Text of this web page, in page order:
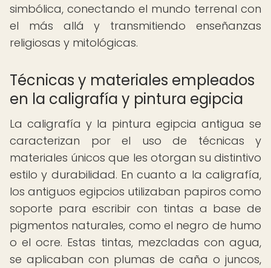
simbólica, conectando el mundo terrenal con
el más allá y transmitiendo enseñanzas
religiosas y mitológicas.
Técnicas y materiales empleados
en la caligrafía y pintura egipcia
La caligrafía y la pintura egipcia antigua se
caracterizan por el uso de técnicas y
materiales únicos que les otorgan su distintivo
estilo y durabilidad. En cuanto a la caligrafía,
los antiguos egipcios utilizaban papiros como
soporte para escribir con tintas a base de
pigmentos naturales, como el negro de humo
o el ocre. Estas tintas, mezcladas con agua,
se aplicaban con plumas de caña o juncos,